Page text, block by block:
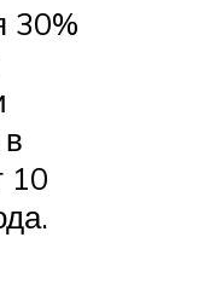
30%
10